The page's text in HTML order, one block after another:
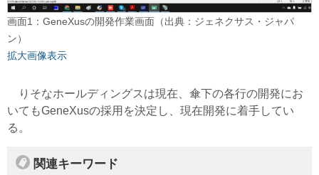
画面1：GeneXusの開発作業画面（出典：ジェネクサス・ジャパ
ン）
拡大画像表示
りそなホールディングスは現在、傘下の各行の開発にお
いてもGeneXusの採用を決定し、現在開発に着手してい
る。
関連キーワード